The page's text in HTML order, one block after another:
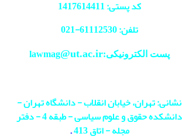
کد پستی: 1417614411
تلفن: 61112530-
021
پست الکترونیکی:lawmag@ut.ac.ir
نشانی: تهران، خیابان انقلاب - دانشگاه تهران -
دانشکده حقوق و علوم سیاسی - طبقه 4 - دفتر
مجله - اتاق 413
.